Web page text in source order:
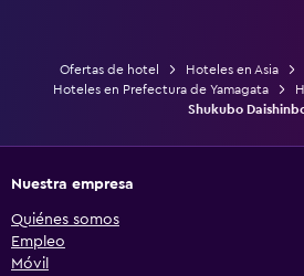
Ofertas de hotel Hoteles en Asia
Hoteles en Prefectura de Yamagata
Shukubo
Nuestra empresa
Quiénes somos
Empleo
Móvil